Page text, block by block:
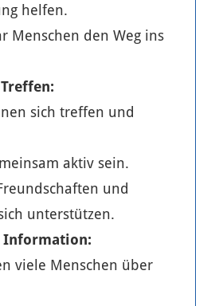
helfen.
Menschen den Weg ins
sich treffen und
aktiv sein.
und
unterstützen.
Information:
viele Menschen über